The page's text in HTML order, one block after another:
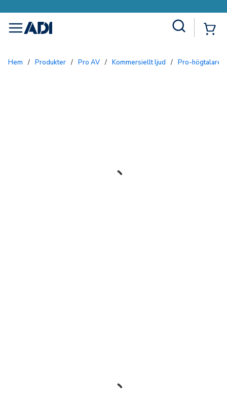
menu
Hem / Produkter / Pro AV / Kommersiellt ljud / Pro-högtalare